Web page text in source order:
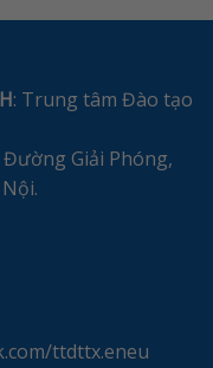
: Trung tâm Đào tạo
Đường Giải Phóng,
ttdttx.eneu